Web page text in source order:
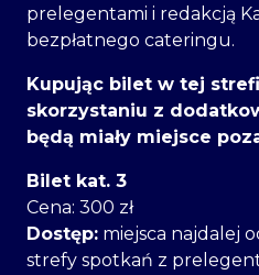
prelegentami i redakcją
bezpłatnego cateringu.
Kupując bilet w tej
skorzystaniu z
będą miały miejsce
Bilet kat. 3
Cena: 300 zł
Dostęp: miejsca najdalej
strefy spotkań z